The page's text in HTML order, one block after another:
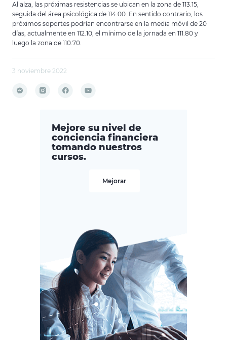
Al alza, las próximas resistencias se ubican en la zona de 113.15,
seguida del área psicológica de 114.00. En sentido contrario, los
próximos soportes podrían encontrarse en la media móvil de 20
días, actualmente en 112.10, el mínimo de la jornada en 111.80 y
luego la zona de 110.70.
3 noviembre 2022
Mejore su nivel de
conciencia financiera
tomando nuestros
cursos.
Mejorar